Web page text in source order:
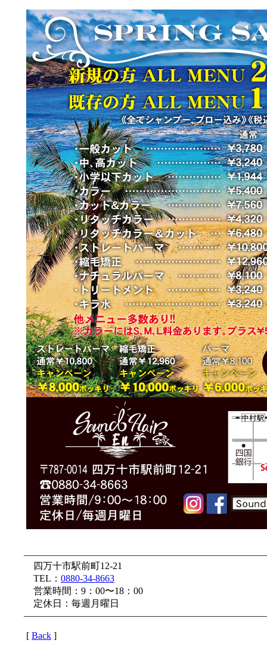
四万十市駅前町12-21
TEL： 0880-34-8663
営業時間：9：00〜18：00
定休日：毎週月曜日
[ Back ]